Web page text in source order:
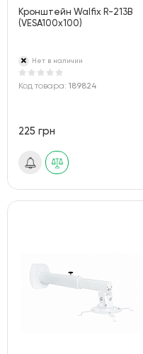
Кронштейн Walfix R-213B
(VESA100х100)
Нет в наличии
Код товара: 189824
225 грн